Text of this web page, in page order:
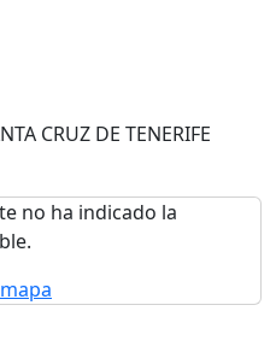
CRUZ DE TENERIFE
no ha indicado la